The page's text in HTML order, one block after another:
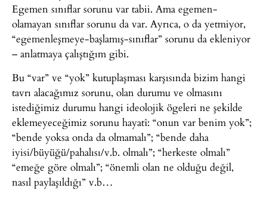
Egemen sınıflar sorunu var tabii. Ama egemen-
olamayan sınıflar sorunu da var. Ayrıca, o da yetmiyor,
“egemenleşmeye-başlamış-sınıflar” sorunu da ekleniyor
– anlatmaya çalıştığım gibi.
Bu “var” ve “yok” kutuplaşması karşısında bizim hangi
tavrı alacağımız sorunu, olan durumu ve olmasını
istediğimiz durumu hangi ideolojik ögeleri ne şekilde
eklemeyeceğimiz sorunu hayatî: “onun var benim yok”;
“bende yoksa onda da olmamalı”; “bende daha
iyisi/büyüğü/pahalısı/v.b. olmalı”; “herkeste olmalı”
“emeğe göre olmalı”; “önemli olan ne olduğu değil,
nasıl paylaşıldığı” v.b…